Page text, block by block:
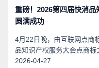
重磅！2026第四届快消
圆满成功
4月22日晚，由互联网点商
品知识产权服务大会点商
行，中华商标协会副秘书长
2026-04-27